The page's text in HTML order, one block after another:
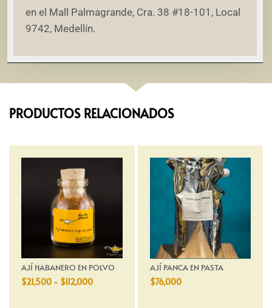
en el Mall Palmagrande, Cra. 38 #18-101, Local
9742, Medellín.
PRODUCTOS RELACIONADOS
AJÍ HABANERO EN POLVO
$21,500 - $112,000
AJÍ PANCA EN PASTA
$76,000